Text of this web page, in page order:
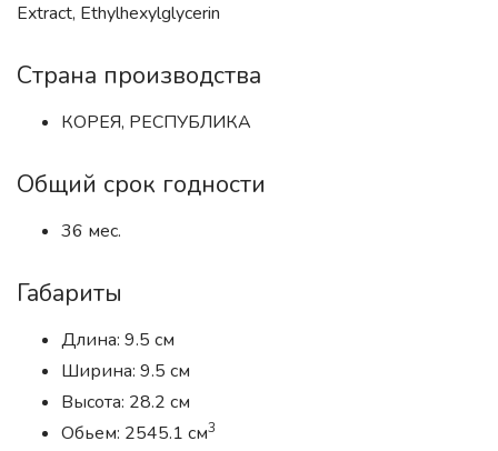
Extract, Ethylhexylglycerin
Страна производства
КОРЕЯ, РЕСПУБЛИКА
Общий срок годности
36 мес.
Габариты
Длина: 9.5 см
Ширина: 9.5 см
Высота: 28.2 см
Обьем: 2545.1 см3